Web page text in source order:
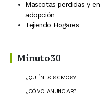
Mascotas perdidas y en
adopción
Tejiendo Hogares
Minuto30
¿QUIÉNES SOMOS?
¿CÓMO ANUNCIAR?